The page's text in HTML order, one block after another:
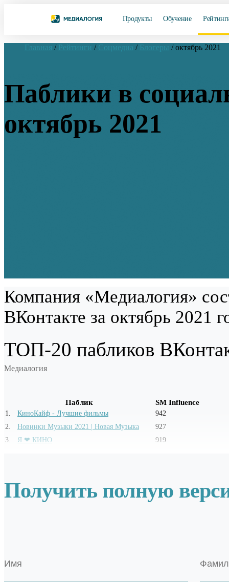
Продукты Обучение
Главная / Рейтинги / Соцмедиа / Блогеры / октябрь 2021
Паблики в
октябрь 2021
Компания «Медиалогия»
ВКонтакте за октябрь 2021
ТОП-20 пабликов
Медиалогия
Паблик SM Influence
1 КиноКайф - Лучшие фильмы
942
2
Новинки Музыки 2021 | Новая Музыка
927
3
Я ❤ КИНО 919
Получить полную